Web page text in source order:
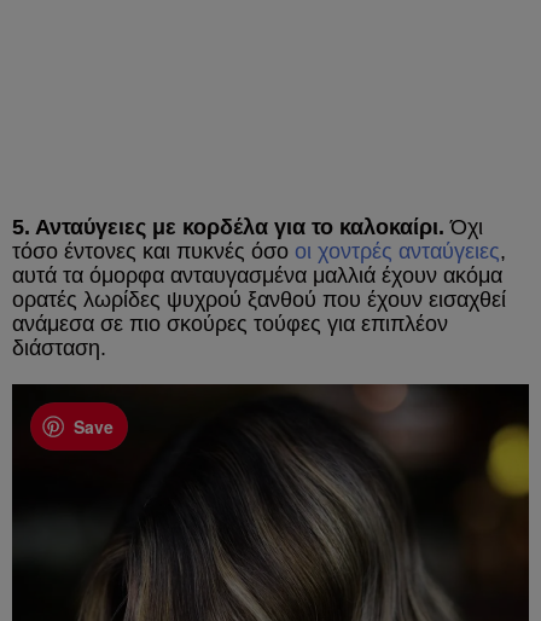
5. Ανταύγειες με κορδέλα για το καλοκαίρι. Όχι
τόσο έντονες και πυκνές όσο οι χοντρές ανταύγειες,
αυτά τα όμορφα ανταυγασμένα μαλλιά έχουν ακόμα
ορατές λωρίδες ψυχρού ξανθού που έχουν εισαχθεί
ανάμεσα σε πιο σκούρες τούφες για επιπλέον
διάσταση.
Save